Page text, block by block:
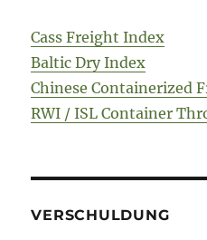
Cass Freight Index
Baltic Dry Index
Chinese Containerized
RWI / ISL Container
VERSCHULDUNG